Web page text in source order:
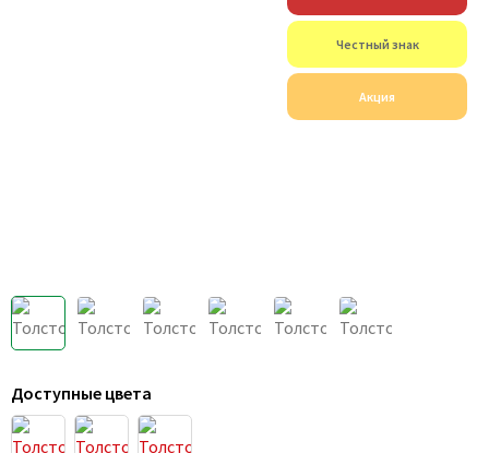
Честный знак
Акция
Доступные цвета